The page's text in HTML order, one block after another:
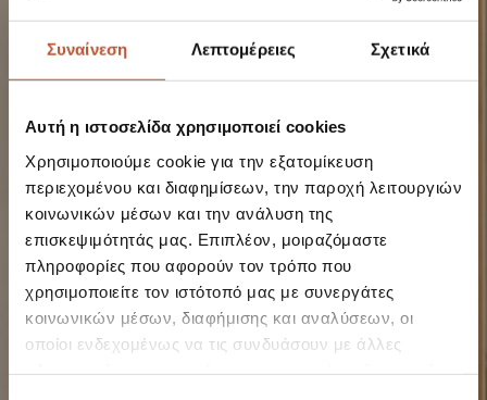
Συναίνεση Λεπτομέρειες Σχετικά
Αυτή η ιστοσελίδα χρησιμοποιεί cookies
Χρησιμοποιούμε cookie για την εξατομίκευση
περιεχομένου και διαφημίσεων, την παροχή λειτουργιών
κοινωνικών μέσων και την ανάλυση της
επισκεψιμότητάς μας. Επιπλέον, μοιραζόμαστε
πληροφορίες που αφορούν τον τρόπο που
χρησιμοποιείτε τον ιστότοπό μας με συνεργάτες
κοινωνικών μέσων, διαφήμισης και αναλύσεων, οι
οποίοι ενδεχομένως να τις συνδυάσουν με άλλες
SECLUDED SIDE
SEA VIEW